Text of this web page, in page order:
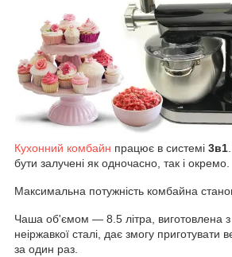
Кухонний комбайн працює в системі 3в1
бути залучені як одночасно, так і окремо.
Максимальна потужність комбайна
Чаша об'ємом — 8.5 літра, виготовлена з
неіржавкої сталі, дає змогу приготувати
за один раз.